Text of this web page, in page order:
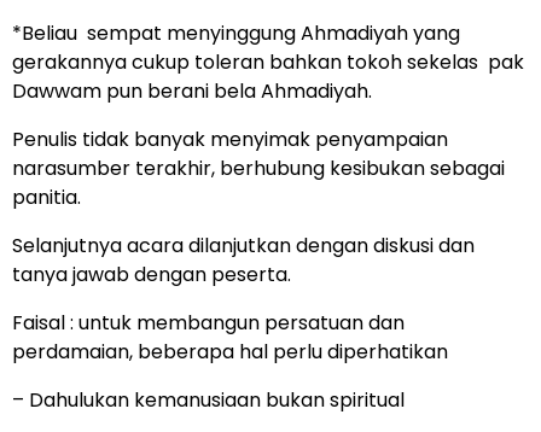
*Beliau sempat menyinggung Ahmadiyah yang
gerakannya cukup toleran bahkan tokoh sekelas pak
Dawwam pun berani bela Ahmadiyah.
Penulis tidak banyak menyimak penyampaian
narasumber terakhir, berhubung kesibukan sebagai
panitia.
Selanjutnya acara dilanjutkan dengan diskusi dan
tanya jawab dengan peserta.
Faisal : untuk membangun persatuan dan
perdamaian, beberapa hal perlu diperhatikan
– Dahulukan kemanusiaan bukan spiritual